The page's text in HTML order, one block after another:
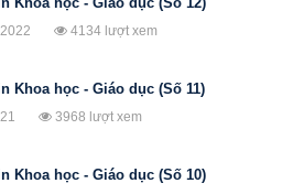
2022 4134 lượt xem
Khoa học - Giáo dục (Số 11)
3968 lượt xem
Khoa học - Giáo dục (Số 10)